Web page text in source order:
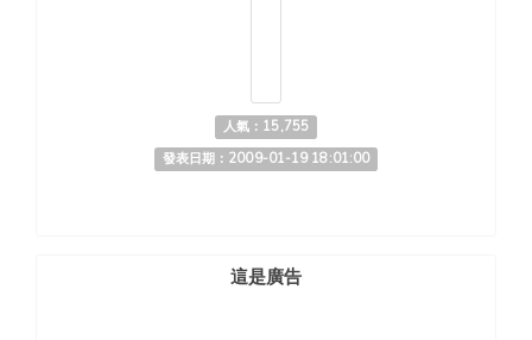
人氣：15,755
發表日期：2009-01-19 18:01:00
這是廣告